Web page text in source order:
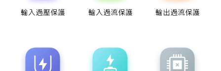
輸入過壓保護 輸入過流保護 輸出過流保護